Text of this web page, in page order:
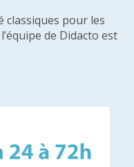
classiques pour les
de Didacto est